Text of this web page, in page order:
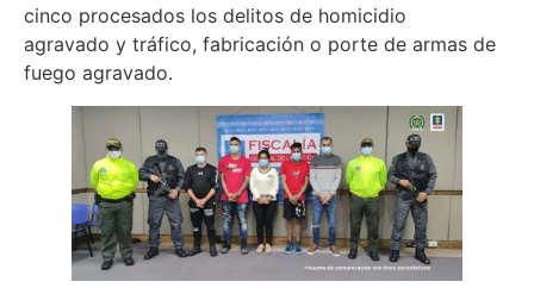
cinco procesados los delitos de homicidio
agravado y tráfico, fabricación o porte de armas de
fuego agravado.